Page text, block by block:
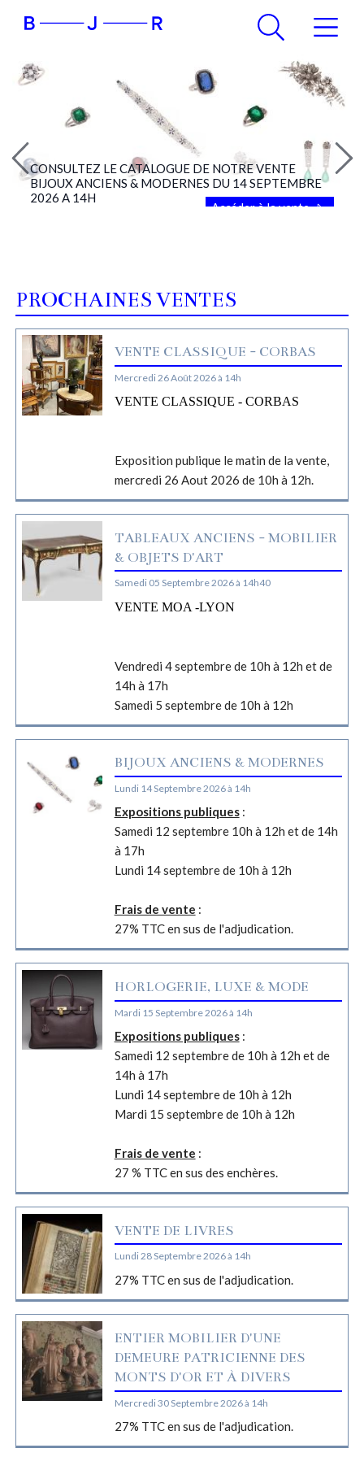
CONSULTEZ LE CATALOGUE DE NOTRE VENTE
BIJOUX ANCIENS & MODERNES DU 14 SEPTEMBRE
2026 A 14H
Accéder à la vente
PROCHAINES VENTES
VENTE CLASSIQUE - CORBAS
Mercredi 26 Août 2026 à 14h
VENTE CLASSIQUE - CORBAS
Exposition publique le matin de la vente,
mercredi 26 Aout 2026 de 10h à 12h.
TABLEAUX ANCIENS - MOBILIER
& OBJETS D'ART
Samedi 05 Septembre 2026 à 14h40
VENTE MOA -LYON
Vendredi 4 septembre de 10h à 12h et de
14h à 17h
Samedi 5 septembre de 10h à 12h
BIJOUX ANCIENS & MODERNES
Lundi 14 Septembre 2026 à 14h
Expositions publiques:
Samedi 12 septembre 10h à 12h et de 14h
à 17h
Lundi 14 septembre de 10h à 12h
Frais de vente :
27% TTC en sus de l'adjudication.
HORLOGERIE, LUXE & MODE
Mardi 15 Septembre 2026 à 14h
Expositions publiques:
Samedi 12 septembre de 10h à 12h et de
14h à 17h
Lundi 14 septembre de 10h à 12h
Mardi 15 septembre de 10h à 12h
Frais de vente :
27 % TTC en sus des enchères.
VENTE DE LIVRES
Lundi 28 Septembre 2026 à 14h
27% TTC en sus de l'adjudication.
ENTIER MOBILIER D'UNE
DEMEURE PATRICIENNE DES
MONTS D'OR ET À DIVERS
Mercredi 30 Septembre 2026 à 14h
27% TTC en sus de l'adjudication.